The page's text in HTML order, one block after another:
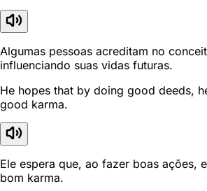
Algumas pessoas acreditam no
influenciando suas vidas futuras.
He hopes that by doing good deeds,
good karma.
Ele espera que, ao fazer boas ações,
bom karma.